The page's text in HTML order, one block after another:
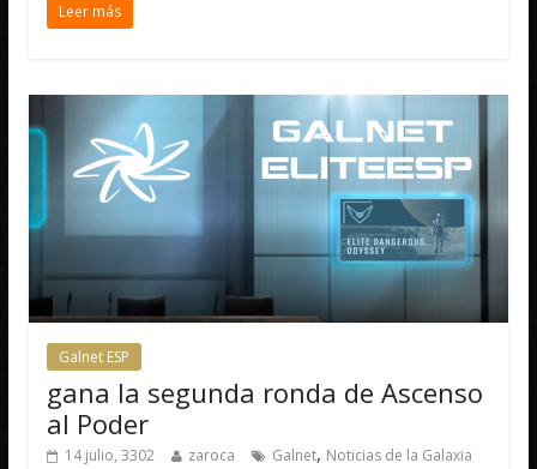
Leer más
Galnet ESP
gana la segunda ronda de Ascenso
al Poder
14 julio, 3302 zaroca Galnet, Noticias de la Galaxia